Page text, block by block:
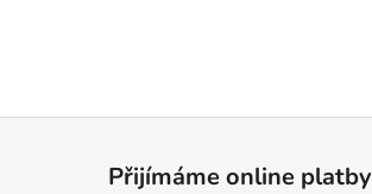
Přijímáme online platby